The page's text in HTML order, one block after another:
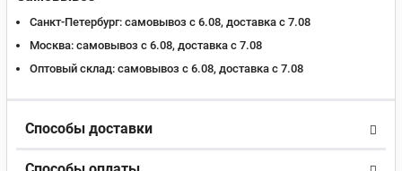
Санкт-Петербург: самовывоз с 6.08, доставка c 7.08
Москва: самовывоз с 6.08, доставка c 7.08
Оптовый склад: самовывоз с 6.08, доставка c 7.08
Способы доставки